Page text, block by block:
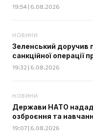
19:54 | 6.08.2026
НОВИНИ
Зеленський доручив
санкційної операції
19:32 | 6.08.2026
НОВИНИ
Держави НАТО
озброєння та
19:07 | 6.08.2026